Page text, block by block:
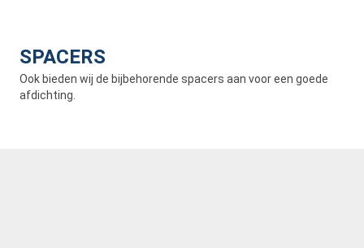
SPACERS
Ook bieden wij de bijbehorende spacers aan voor een goede
afdichting.